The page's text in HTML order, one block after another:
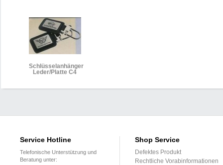
Schlüsselanhänger
Leder/Platte C4
Service Hotline
Telefonische Unterstützung und
Beratung unter:
Shop Service
Defektes Produkt
Rechtliche Vorabinformationen